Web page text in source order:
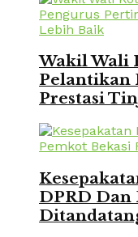
Wakil Wali
Pelantikan
Prestasi
DPRD Dan